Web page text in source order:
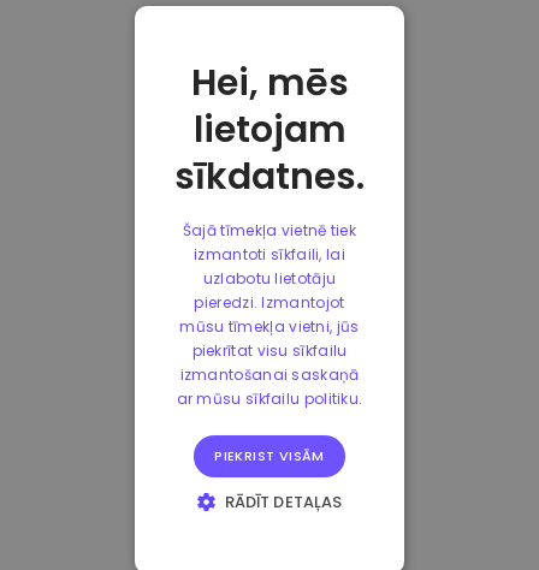
Hei, mēs
lietojam
sīkdatnes.
Šajā tīmekļa vietnē tiek
izmantoti sīkfaili, lai
uzlabotu lietotāju
pieredzi. Izmantojot
mūsu tīmekļa vietni, jūs
piekrītat visu sīkfailu
izmantošanai saskaņā
ar mūsu sīkfailu politiku.
PIEKRIST VISĀM
RĀDĪT DETAĻAS